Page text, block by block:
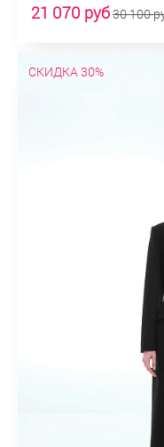
21 070 руб30 100
СКИДКА 30%